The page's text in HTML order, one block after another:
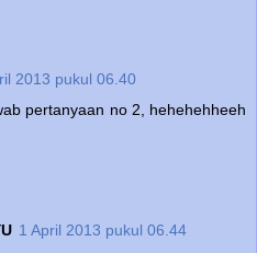
2013 pukul 06.40
pertanyaan no 2, hehehehheeh
1 April 2013 pukul 06.44